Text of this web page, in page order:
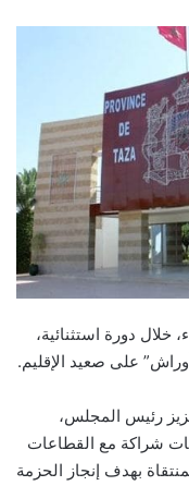
خلال دورة استثنائية،
على صعيد الإقليم.
رئيس المجلس،
شراكة مع القطاعات
بهدف إنجاز الحزمة